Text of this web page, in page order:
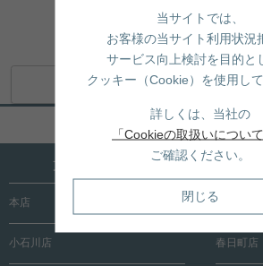
地図アプリで開く
ページトップへ戻
文京区内に15店舗！売買も賃貸も
本店 根津店
小石川店 春日町店
当サイトでは、
お客様の当サイト利用状況
サービス向上検討を目的と
クッキー（Cookie）を使用して
詳しくは、当社の
「Cookieの取扱いについて
ご確認ください。
閉じる